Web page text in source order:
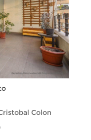
Colon